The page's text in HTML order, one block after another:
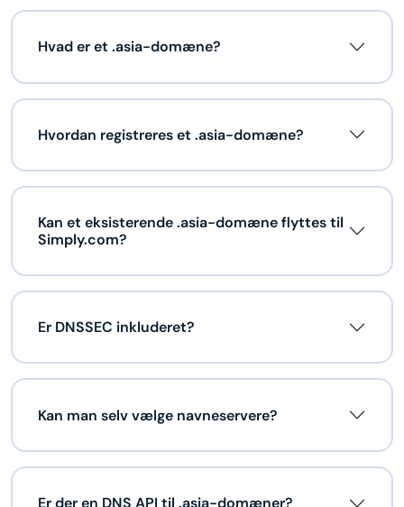
Hvad er et .asia-domæne?
Hvordan registreres et .asia-domæne?
Kan et eksisterende .asia-domæne flyttes til
Simply.com?
Er DNSSEC inkluderet?
Kan man selv vælge navneservere?
Er der en DNS API til .asia-domæner?